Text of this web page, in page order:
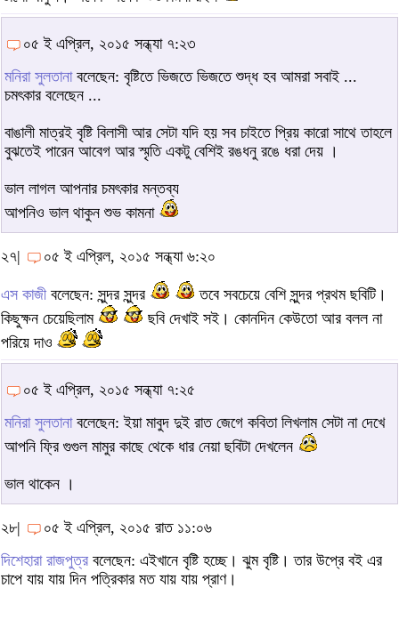
০৫ ই এপ্রিল, ২০১৫ সন্ধ্যা ৭:২৩
মনিরা সুলতানাবলেছেন: বৃষ্টিতে ভিজতে ভিজতে শুদ্ধ হব আমরা সবাই ...
চমৎকার বলেছেন ...
বাঙালী মাত্রই বৃষ্টি বিলাসী আর সেটা যদি হয় সব চাইতে প্রিয় কারো সাথে তাহলে
বুঝতেই পারেন আবেগ আর স্মৃতি একটু বেশিই রঙধনু রঙে ধরা দেয় ।
ভাল লাগল আপনার চমৎকার মন্তব্য
আপনিও ভাল থাকুন শুভ কামনা
২৭| ০৫ ই এপ্রিল, ২০১৫ সন্ধ্যা ৬:২০
এস কাজীবলেছেন: সুন্দর সুন্দর
তবে সবচেয়ে বেশি সুন্দর প্রথম ছবিটি।
কিছুক্ষন চেয়েছিলাম
ছবি দেখাই সই। কোনদিন কেউতো আর বলল না
পরিয়ে দাও
০৫ ই এপ্রিল, ২০১৫ সন্ধ্যা ৭:২৫
মনিরা সুলতানাবলেছেন: ইয়া মাবুদ দুই রাত জেগে কবিতা লিখলাম সেটা না দেখে
আপনি ফ্রি গুগুল মামুর কাছে থেকে ধার নেয়া ছবিটা দেখলেন
ভাল থাকেন ।
২৮|
০৫ ই এপ্রিল, ২০১৫ রাত ১১:০৬
দিশেহারা রাজপুত্র বলেছেন: এইখানে বৃষ্টি হচ্ছে। ঝুম বৃষ্টি। তার উপ্রে বই এর
চাপে যায় যায় দিন পত্রিকার মত যায় যায় প্রাণ।